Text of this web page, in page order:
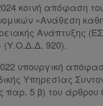
κοινή απόφαση
«Ανάθεση
Ανάπτυξης
(Υ.Ο.Δ.Δ. 920).
υπουργική
Υπηρεσίας
5 β) του άρθρου